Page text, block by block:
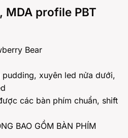
MDA profile PBT
Bear
pudding, xuyên led nửa dưới,
các bàn phím chuẩn, shift
BAO GỒM BÀN PHÍM